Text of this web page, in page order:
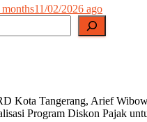
months11/02/2026 ago